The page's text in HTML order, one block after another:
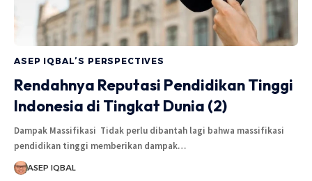
ASEP IQBAL’S PERSPECTIVES
Rendahnya Reputasi Pendidikan Tinggi
Indonesia di Tingkat Dunia (2)
Dampak Massifikasi Tidak perlu dibantah lagi bahwa massifikasi
pendidikan tinggi memberikan dampak…
ASEP IQBAL